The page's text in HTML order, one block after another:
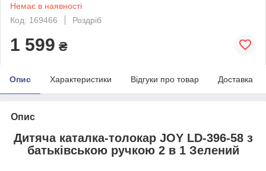
Немає в наявності
Код: 169466
Роздріб
1 599 ₴
Опис Характеристики Відгуки про товар Доставка
Опис
Дитяча каталка-толокар JOY LD-396-58 з
батьківською ручкою 2 в 1 Зелений